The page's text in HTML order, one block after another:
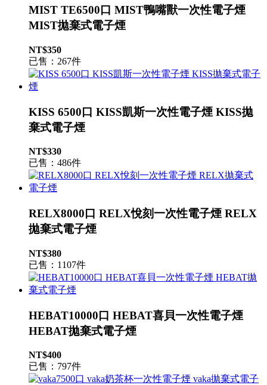
MIST TE6500口 MIST鴨嘴獸一次性電子煙
MIST拋棄式電子煙
NT$350
已售：267件
KISS 6500口 KISS凱斯一次性電子煙 KISS拋
棄式電子煙
NT$330
已售：486件
RELX8000口 RELX悅刻一次性電子煙 RELX
拋棄式電子煙
NT$380
已售：1107件
HEBAT10000口 HEBAT喜貝一次性電子煙
HEBAT拋棄式電子煙
NT$400
已售：797件